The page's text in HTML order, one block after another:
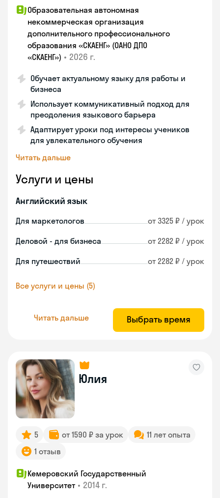
Образовательная автономная
некоммерческая организация
дополнительного профессионального
образования «СКАЕНГ» (ОАНО ДПО
«СКАЕНГ») • 2026 г.
Обучает актуальному языку для работы и
бизнеса
Использует коммуникативный подход для
преодоления языкового барьера
Адаптирует уроки под интересы учеников
для увлекательного обучения
Читать дальше
Услуги и цены
Английский язык
Для маркетологов от 3325 ₽ / урок
Деловой - для бизнеса от 2282 ₽ / урок
Для путешествий от 2282 ₽ / урок
Все услуги и цены (5)
Читать дальше Выбрать время
Юлия
5 от 1590 ₽ за урок
11 лет опыта
1 отзыв
Кемеровский Государственный
Университет • 2014 г.